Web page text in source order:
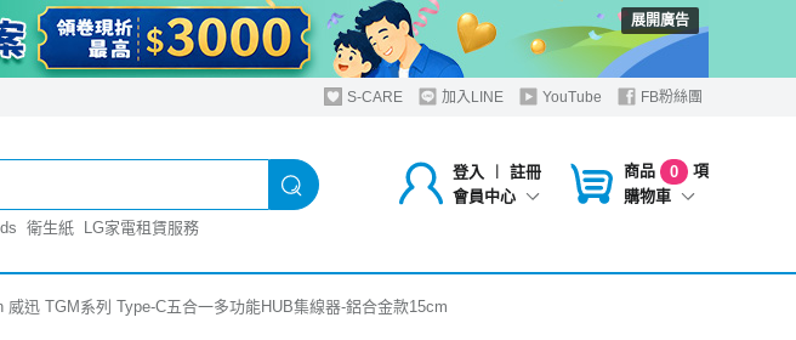
展開廣告
S-CARE 加入LINE YouTube FB粉絲團
登入 ︱
註冊
會員中心
商品 0
項
購物車
衛生紙 LG家電租賃服務
威迅 TGM系列 Type-C五合一多功能HUB集線器-鋁合金款15cm